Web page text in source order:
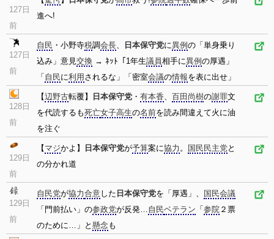
127日
前
進へ!
127日
前
自民 ・小野寺税調会長、 日本保守党に異例 の「単身乗り
込み」意見交換 → ﾈｯﾄ「1年生議員相手に異例 の厚遇」
「 自民に利用 されるな」「密室会議の情報を表に出せ」
128日
前
【辺野古転覆】 日本保守党 ・ 有本香、 百田尚樹の謝罪文
を代読するも死亡女子高生の名前を読み間違えて火に油
を注ぐ
129日
前
【 マジかよ】 日本保守党が予算案に協力 。 国民民主党と
の分かれ道
129日
前
自民党が協力合意した 日本保守党を「厚遇」、
国民会議
「門前払い」の参政党が反発…自民ベテラン 「 参院 ２票
のために…」と 懸念も